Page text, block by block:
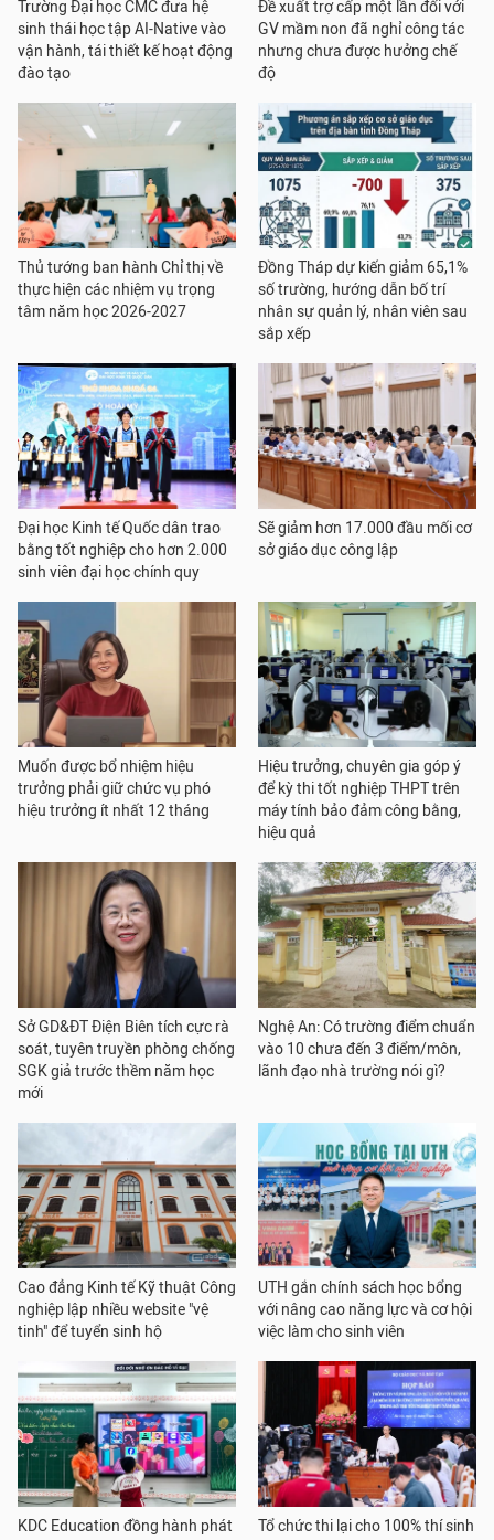
Trường Đại học CMC đưa hệ
sinh thái học tập AI-Native vào
vận hành, tái thiết kế hoạt động
đào tạo
Đề xuất trợ cấp một lần đối với
GV mầm non đã nghỉ công tác
nhưng chưa được hưởng chế
độ
Thủ tướng ban hành Chỉ thị về
thực hiện các nhiệm vụ trọng
tâm năm học 2026-2027
Đồng Tháp dự kiến giảm 65,1%
số trường, hướng dẫn bố trí
nhân sự quản lý, nhân viên sau
sắp xếp
Đại học Kinh tế Quốc dân trao
bằng tốt nghiệp cho hơn 2.000
sinh viên đại học chính quy
Sẽ giảm hơn 17.000 đầu mối cơ
sở giáo dục công lập
Muốn được bổ nhiệm hiệu
trưởng phải giữ chức vụ phó
hiệu trưởng ít nhất 12 tháng
Hiệu trưởng, chuyên gia góp ý
để kỳ thi tốt nghiệp THPT trên
máy tính bảo đảm công bằng,
hiệu quả
Sở GD&ĐT Điện Biên tích cực rà
soát, tuyên truyền phòng chống
SGK giả trước thềm năm học
mới
Nghệ An: Có trường điểm chuẩn
vào 10 chưa đến 3 điểm/môn,
lãnh đạo nhà trường nói gì?
Cao đẳng Kinh tế Kỹ thuật Công
nghiệp lập nhiều website "vệ
tinh" để tuyển sinh hộ
UTH gắn chính sách học bổng
với nâng cao năng lực và cơ hội
việc làm cho sinh viên
KDC Education đồng hành phát
Tổ chức thi lại cho 100% thí sinh